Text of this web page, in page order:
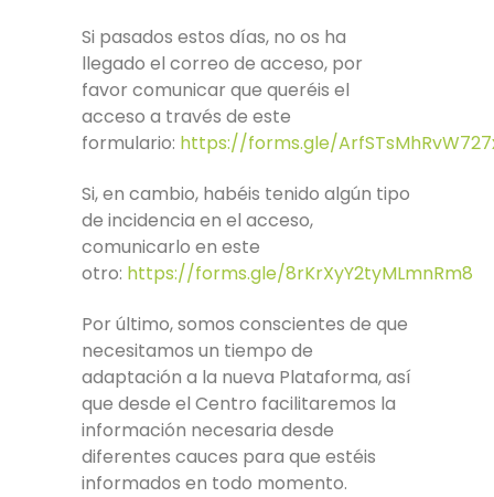
Si pasados estos días, no os ha
llegado el correo de acceso, por
favor comunicar que queréis el
acceso a través de este
formulario: https://forms.gle/
Si, en cambio, habéis tenido algún tipo
de incidencia en el acceso,
comunicarlo en este
otro: https://forms.gle/8rKrXyY2tyMLmnRm8
Por último, somos conscientes de que
necesitamos un tiempo de
adaptación a la nueva Plataforma, así
que desde el Centro facilitaremos la
información necesaria desde
diferentes cauces para que estéis
informados en todo momento.